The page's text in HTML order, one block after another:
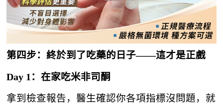
第四步：終於到了吃藥的日子——這才是正戲
Day 1：在家吃米非司酮
拿到檢查報告，醫生確認你各項指標沒問題，就